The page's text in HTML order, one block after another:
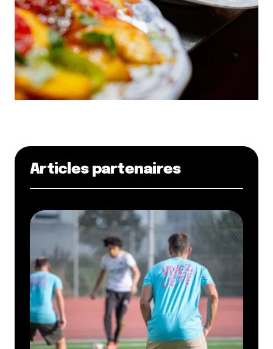
Articles partenaires